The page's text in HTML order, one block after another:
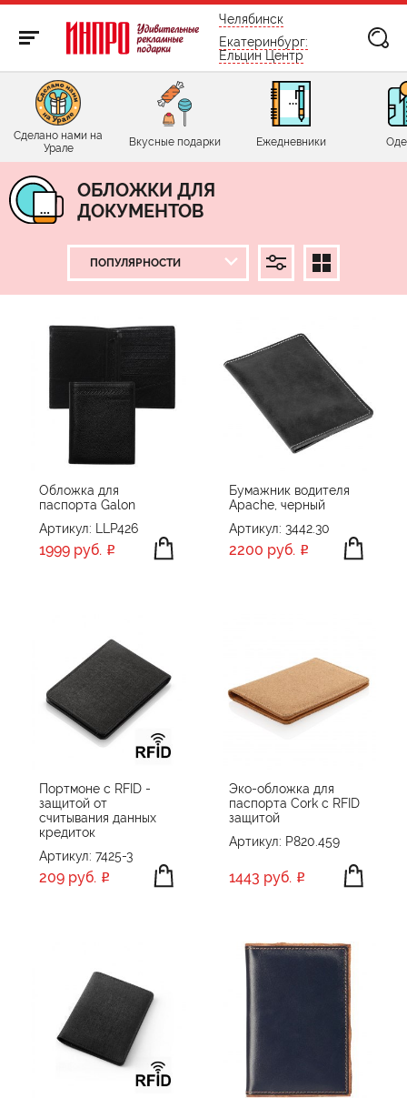
бесплатно по России
Челябинск
Екатеринбург:
Ельцин Центр
Сделано нами на
Урале
Вкусные подарки Ежедневники
ОБЛОЖКИ ДЛЯ
ДОКУМЕНТОВ
ПРОИЗВОДИТЕЛЬ
Matteo Tantini
Portobello Рюкзаки, Сумки, Чехлы
POWERFOLIO
Без бренда
ПРИМЕНИТЬ СБРОСИТЬ
Обложка для
паспорта Galon
Артикул: LLP426
1999 руб.
Бумажник водителя
Apache, черный
Артикул: 3442.30
2200 руб.
Портмоне с RFID -
защитой от
считывания данных
кредиток
Артикул: 7425-3
209 руб.
Эко-обложка для
паспорта Cork с RFID
защитой
Артикул: P820.459
1443 руб.